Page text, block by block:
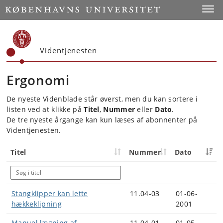
Start
Videntjenesten
Ergonomi
De nyeste Videnblade står øverst, men du kan sortere i
listen ved at klikke påTitel, Nummer eller Dato.
De tre nyeste årgange kan kun læses af abonnenter på
Videntjenesten.
Titel Nummer Dato
Stangklipper kan lette
hækkeklipning
11.04-03
01-06-
2001